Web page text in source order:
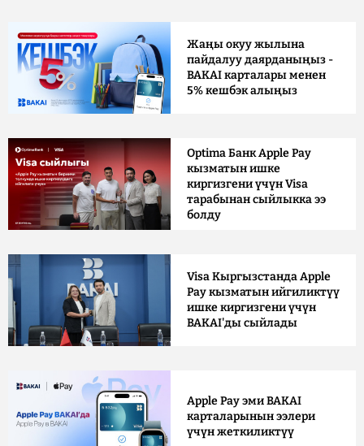
Жаңы окуу жылына
пайдалуу даярданыңыз -
BAKAI карталары менен
5% кешбэк алыңыз
Optima Банк Apple Pay
кызматын ишке
киргизгени үчүн Visa
тарабынан сыйлыкка ээ
болду
Visa Кыргызстанда Apple
Pay кызматын ийгиликтүү
ишке киргизгени үчүн
BAKAI'ды сыйлады
Apple Pay эми BAKAI
карталарынын ээлери
үчүн жеткиликтүү